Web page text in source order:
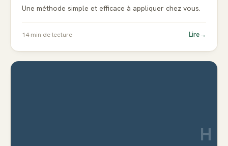
Une méthode simple et efficace à appliquer chez vous.
14min de lecture Lire→
H